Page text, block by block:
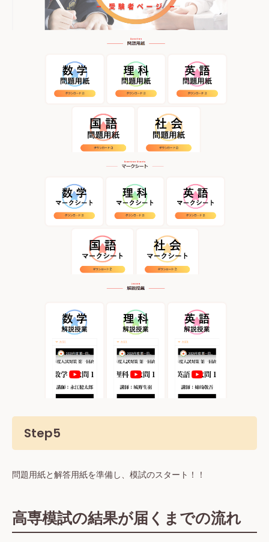
Step5
問題用紙と解答用紙を準備し、模試のスタート！！
高専模試の結果が届くまでの流れ